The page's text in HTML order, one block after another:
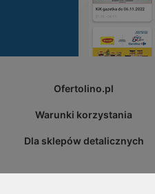
Ofertolino.pl
Warunki korzystania
Dla sklepów detalicznych